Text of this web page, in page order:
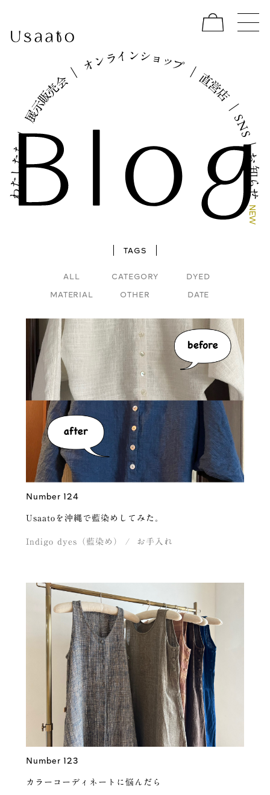
わ
た
し
た
ち
｜
展
示
販売会
｜ オンライ ンショ ップ ｜直営
店
｜
S
N
S
｜
N
E
W
お
知
ら
せ
TAGS
ALL CATEGORY
DYED
MATERIAL
OTHER DATE
Number 124
Usaatoを沖縄で藍染めしてみた。
Indigo dyes（藍染め） お手入れ
Number 123
カラーコーディネートに悩んだら